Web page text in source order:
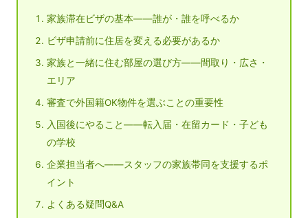
家族滞在ビザの基本——誰が・誰を呼べるか
ビザ申請前に住居を変える必要があるか
家族と一緒に住む部屋の選び方——間取り・広さ・
エリア
審査で外国籍OK物件を選ぶことの重要性
入国後にやること——転入届・在留カード・子ども
の学校
企業担当者へ——スタッフの家族帯同を支援するポ
イント
よくある疑問Q&A